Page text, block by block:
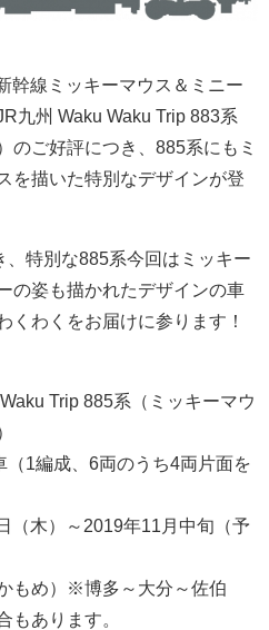
幹線ミッキーマウス＆ミニー
九州 Waku Waku Trip 883系
のご好評につき、885系にもミ
を描いた特別なデザインが登
特別な885系今回はミッキー
の姿も描かれたデザインの車
くわくをお届けに参ります！
Trip 885系（ミッキーマウ
1編成、6両のうち4両片面を
（木）～2019年11月中旬（予
もめ）※博多～大分～佐伯
もあります。